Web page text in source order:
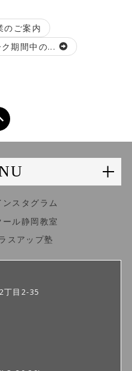
のご案内
期間中の...
丁目2-35